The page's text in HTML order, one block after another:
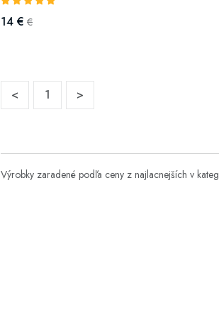
14 € €
< 1 >
Výrobky zaradené podľa ceny z najlacnejších v